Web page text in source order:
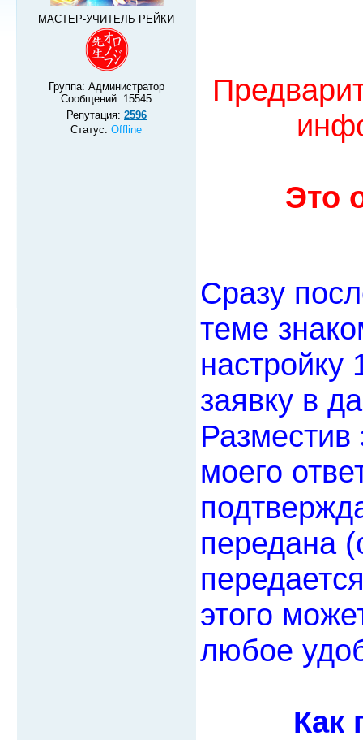
МАСТЕР-УЧИТЕЛЬ РЕЙКИ
Группа: Администратор
Сообщений: 15545
Репутация: 2596
Статус:Offline
Это
Сразу
теме
настройку
заявку в
Разместив
моего
передана
этого
любое
Как